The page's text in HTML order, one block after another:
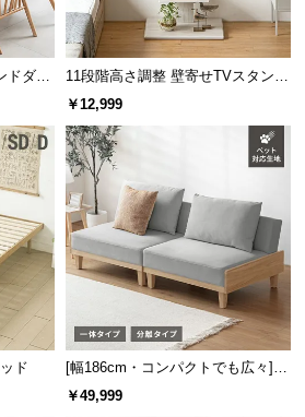
横回転が可能。約0〜45°の間で
ることができます。
約0〜45°
ダイ
木突
11段階高さ調整 壁寄せTVスタンド
キャスター付き 上下左右角度調節
￥12,999
ド
[幅186cm・コンパクトでも広々] 3
人掛けソファベッド リクライニン
￥49,999